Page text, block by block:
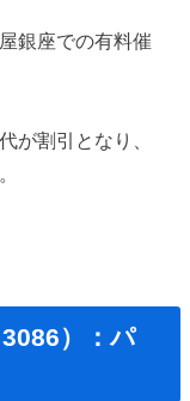
銀座での有料催
が割引となり、
）：パ